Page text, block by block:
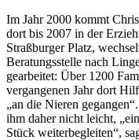
Im Jahr 2000 kommt
dort bis 2007 in der
Straßburger Platz,
Beratungsstelle nach
gearbeitet: Über 1200
vergangenen Jahr dort
„an die Nieren
ihm daher nicht leicht,
Stück weiterbegleiten“,